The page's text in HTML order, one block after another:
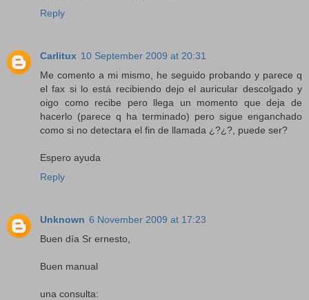
Reply
Carlitux 10 September 2009 at 20:31
Me comento a mi mismo, he seguido probando y parece q
el fax si lo está recibiendo dejo el auricular descolgado y
oigo como recibe pero llega un momento que deja de
hacerlo (parece q ha terminado) pero sigue enganchado
como si no detectara el fin de llamada ¿?¿?, puede ser?
Espero ayuda
Reply
Unknown 6 November 2009 at 17:23
Buen día Sr ernesto,
Buen manual
una consulta: